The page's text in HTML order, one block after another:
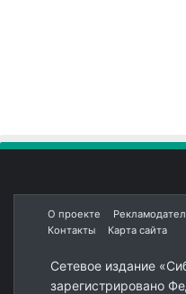
О проекте
Контакты
Карта сайта
Сетевое издание
зарегистрировано